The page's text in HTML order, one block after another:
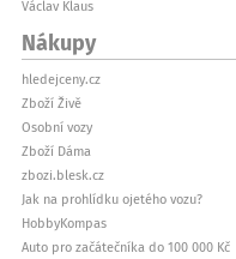
Václav Klaus
Nákupy
hledejceny.cz
Zboží Živě
Osobní vozy
Zboží Dáma
zbozi.blesk.cz
Jak na prohlídku ojetého vozu?
HobbyKompas
Auto pro začátečníka do 100 000 Kč